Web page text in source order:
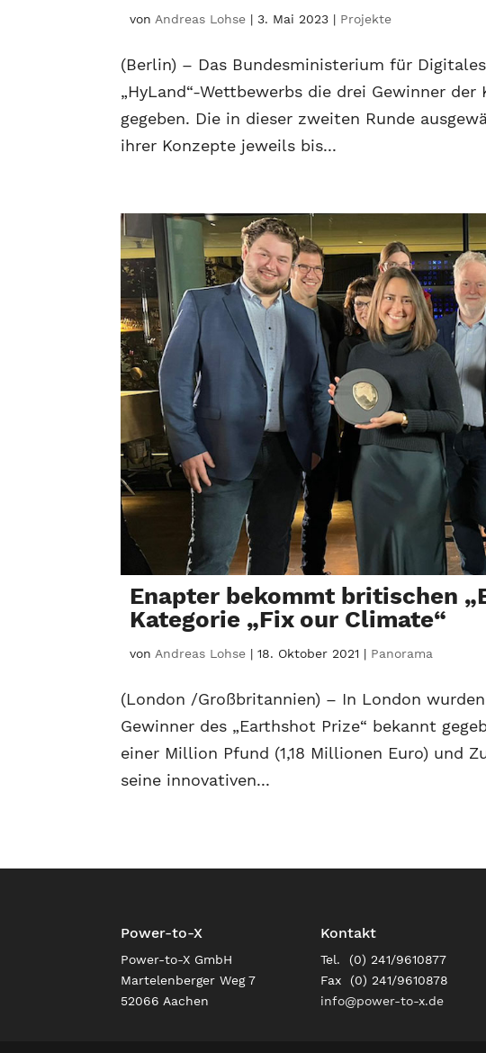
vonAndreas Lohse |3. Mai 2023 | Projekte
(Berlin) – Das Bundesministerium für
„HyLand“-Wettbewerbs die drei Gewinner
gegeben. Die in dieser zweiten Runde
ihrer Konzepte jeweils bis...
Enapter bekommt britischen
Kategorie „Fix our Climate“
von Andreas Lohse |18. Oktober 2021 | Panorama
(London /Großbritannien) – In London
Gewinner des „Earthshot Prize“ bekannt
einer Million Pfund (1,18 Millionen Euro) und
seine innovativen...
Power-to-X
Power-to-X GmbH
Martelenberger Weg 7
52066 Aachen
Kontakt
Tel. (0) 241/9610877
Fax (0) 241/9610878
info@power-to-x.de